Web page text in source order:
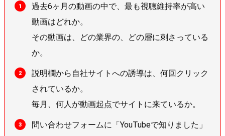
過去6ヶ月の動画の中で、最も視聴維持率が高い
動画はどれか。
その動画は、どの業界の、どの層に刺さっている
か。
説明欄から自社サイトへの誘導は、何回クリック
されているか。
毎月、何人が動画起点でサイトに来ているか。
問い合わせフォームに「YouTubeで知りました」